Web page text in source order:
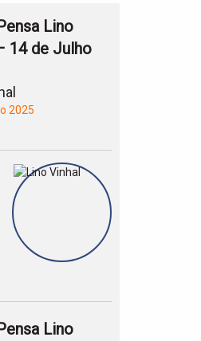
Lino
14 de Julho
2025
Lino